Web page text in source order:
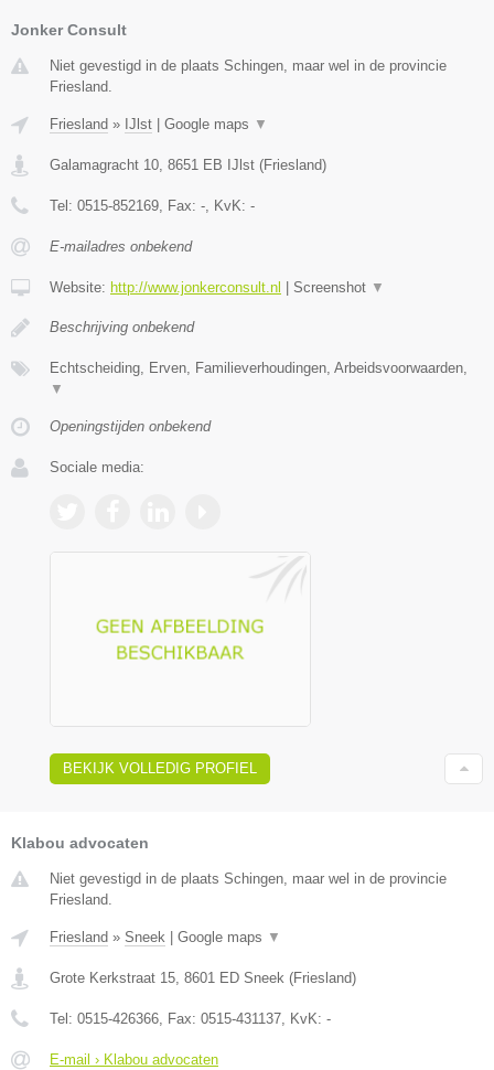
Jonker Consult
Niet gevestigd in de plaats Schingen, maar wel in de provincie
Friesland.
Friesland » IJlst Google maps ▼
Galamagracht 10 8651 EB IJlst (Friesland)
Tel: 0515-852169 , Fax: - , KvK: -
E-mailadres onbekend
Website: http://www.jonkerconsult.nl Screenshot ▼
Beschrijving onbekend
Echtscheiding, Erven, Familieverhoudingen, Arbeidsvoorwaarden,
▼
Openingstijden onbekend
Sociale media:
BEKIJK VOLLEDIG PROFIEL
Klabou advocaten
Niet gevestigd in de plaats Schingen, maar wel in de provincie
Friesland.
Friesland » Sneek | Google maps ▼
Grote Kerkstraat 15 8601 ED Sneek (Friesland)
Tel: 0515-426366 , Fax: 0515-431137 , KvK: -
E-mail › Klabou advocaten